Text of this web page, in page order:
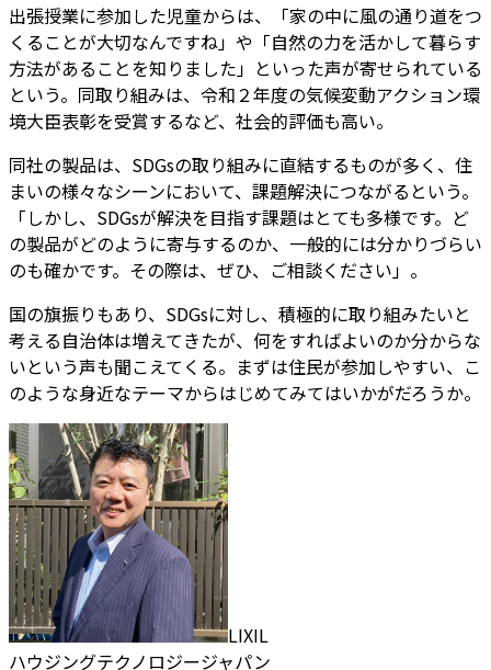
出張授業に参加した児童からは、「家の中に風の通り道をつ
くることが大切なんですね」や「自然の力を活かして暮らす
方法があることを知りました」といった声が寄せられている
という。同取り組みは、令和２年度の気候変動アクション環
境大臣表彰を受賞するなど、社会的評価も高い。
同社の製品は、SDGsの取り組みに直結するものが多く、住
まいの様々なシーンにおいて、課題解決につながるという。
「しかし、SDGsが解決を目指す課題はとても多様です。ど
の製品がどのように寄与するのか、一般的には分かりづらい
のも確かです。その際は、ぜひ、ご相談ください」。
国の旗振りもあり、SDGsに対し、積極的に取り組みたいと
考える自治体は増えてきたが、何をすればよいのか分からな
いという声も聞こえてくる。まずは住民が参加しやすい、こ
のような身近なテーマからはじめてみてはいかがだろうか。
LIXIL
ハウジングテクノロジージャパン